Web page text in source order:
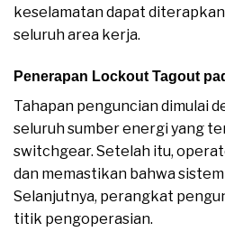
keselamatan dapat
seluruh area kerja.
Penerapan Lockout Tagout
Tahapan penguncian dimulai
seluruh sumber energi yang
switchgear. Setelah itu,
dan memastikan bahwa
Selanjutnya, perangkat
titik pengoperasian.